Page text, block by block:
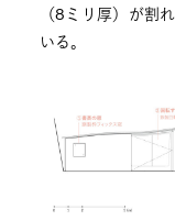
（8ミリ厚）が割
いる。